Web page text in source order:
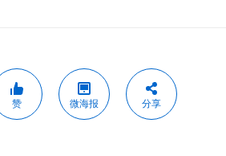
赞 微海报 分享